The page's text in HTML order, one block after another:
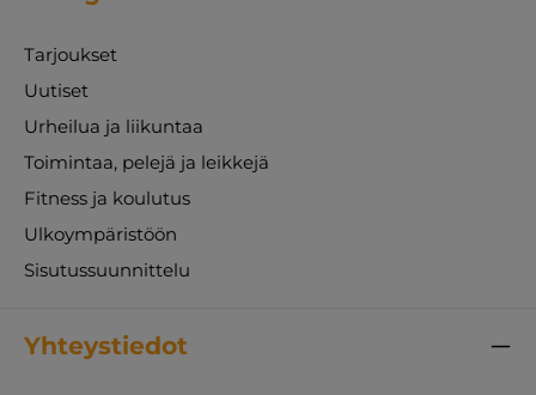
Tarjoukset
Uutiset
Urheilua ja liikuntaa
Toimintaa, pelejä ja leikkejä
Fitness ja koulutus
Ulkoympäristöön
Sisutussuunnittelu
Yhteystiedot